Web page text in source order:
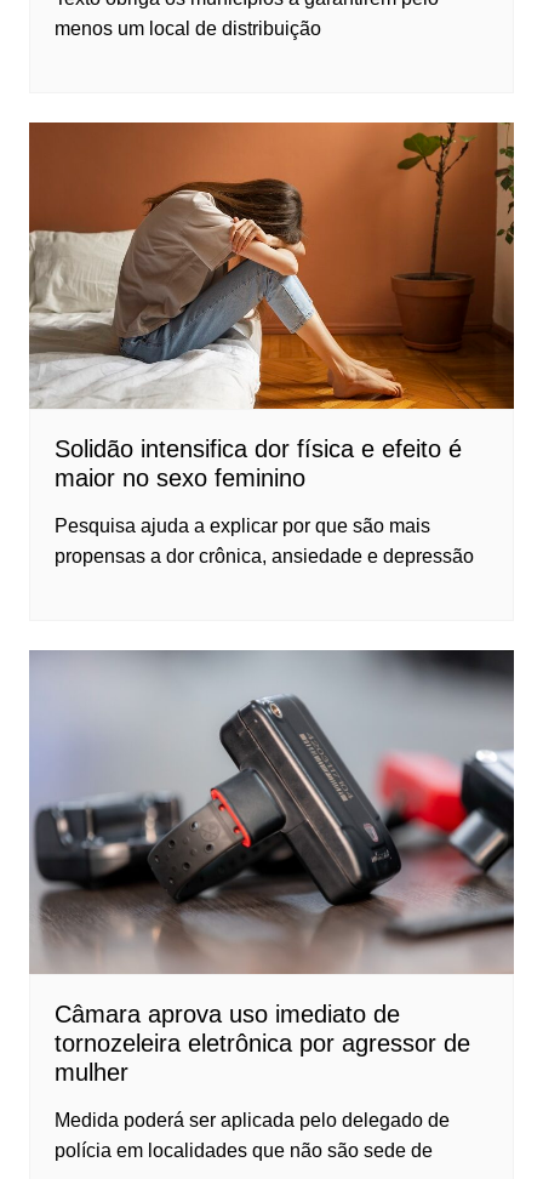
menos um local de distribuição
Solidão intensifica dor física e efeito é
maior no sexo feminino
Pesquisa ajuda a explicar por que são mais
propensas a dor crônica, ansiedade e depressão
Câmara aprova uso imediato de
tornozeleira eletrônica por agressor de
mulher
Medida poderá ser aplicada pelo delegado de
polícia em localidades que não são sede de